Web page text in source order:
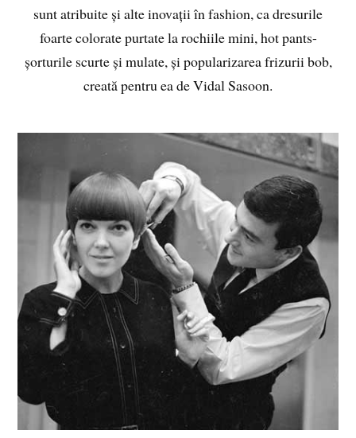
sunt atribuite și alte inovații în fashion, ca dresurile
foarte colorate purtate la rochiile mini, hot pants-
șorturile scurte și mulate, și popularizarea frizurii bob,
creată pentru ea de Vidal Sasoon.